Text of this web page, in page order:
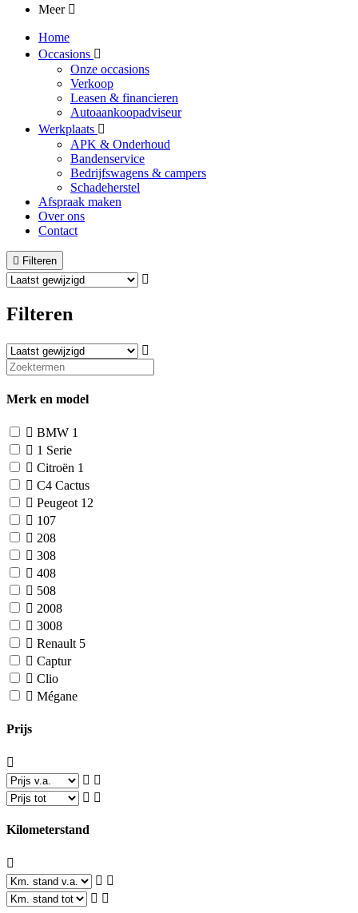
Meer
Home
Occasions
Onze occasions
Verkoop
Leasen & financieren
Autoaankoopadviseur
Werkplaats
APK & Onderhoud
Bandenservice
Bedrijfswagens & campers
Schadeherstel
Afspraak maken
Over ons
Contact
Filteren
Filteren
Merk en model
BMW 1
1 Serie
Citroën 1
C4 Cactus
Peugeot 12
107
208
308
408
508
2008
3008
Renault 5
Captur
Clio
Mégane
Prijs
Kilometerstand